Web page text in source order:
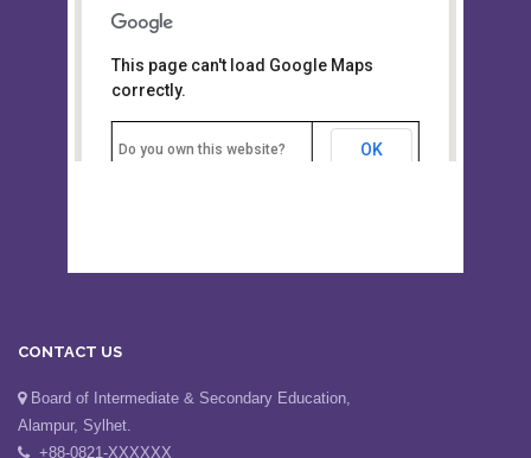
Board of Intermediate &
Secondary Education, Alampur,
Sylhet
This page can't load Google Maps
correctly.
Do you own this website? OK
CONTACT US
Board of Intermediate & Secondary Education,
Alampur, Sylhet.